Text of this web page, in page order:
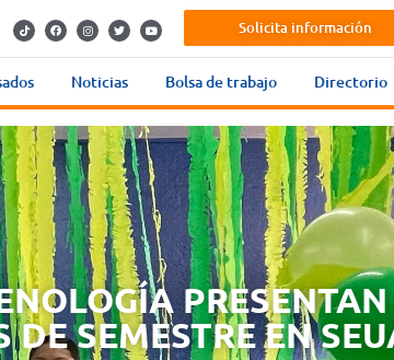
Solicita información
Noticias Bolsa de trabajo Directorio
PRESENTAN
SEMESTRE EN